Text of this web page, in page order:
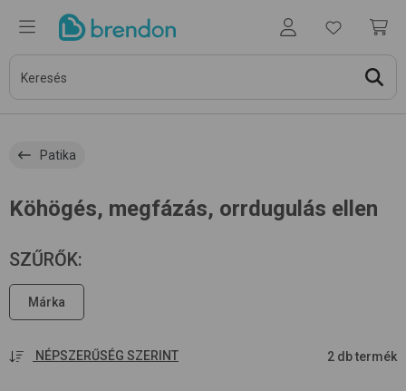
Patika
Köhögés, megfázás, orrdugulás ellen
SZŰRŐK:
Márka
NÉPSZERŰSÉG SZERINT 2 db termék